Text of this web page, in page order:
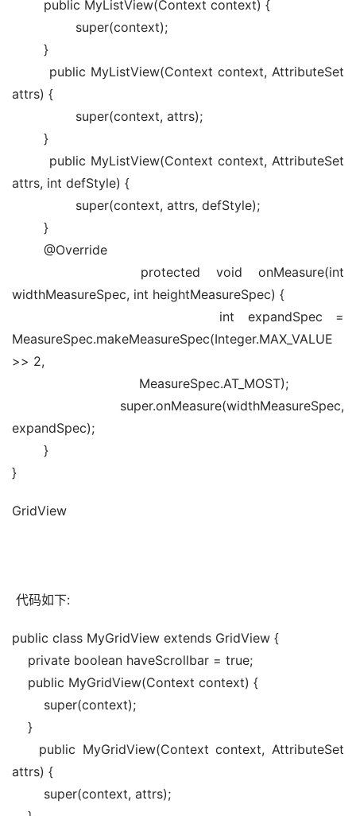
public MyListView(Context context) {
super(context);
}
public MyListView(Context context, AttributeSet
attrs) {
super(context, attrs);
}
public MyListView(Context context, AttributeSet
attrs, int defStyle) {
super(context, attrs, defStyle);
}
@Override
protected void onMeasure(int
widthMeasureSpec, int heightMeasureSpec) {
int expandSpec =
MeasureSpec.makeMeasureSpec(Integer.MAX_VALUE
>> 2,
MeasureSpec.AT_MOST);
super.onMeasure(widthMeasureSpec,
expandSpec);
}
}
GridView
代码如下:
public class MyGridView extends GridView {
private boolean haveScrollbar = true;
public MyGridView(Context context) {
super(context);
}
public MyGridView(Context context, AttributeSet
attrs) {
super(context, attrs);